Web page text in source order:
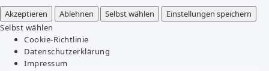
Akzeptieren
Ablehnen Selbst wählen
Einstellungen speichern
Selbst wählen
Cookie-Richtlinie
Datenschutzerklärung
Impressum